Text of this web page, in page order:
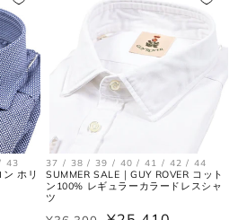
43
ホリ
37 / 38 / 39 / 40 / 41 / 42 / 44
SUMMER SALE｜GUY ROVER コット
ン100% レギュラーカラードレスシャ
ツ